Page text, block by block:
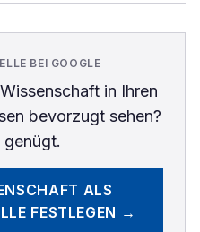
BEI GOOGLE
in Ihren
bevorzugt sehen?
genügt.
ALS
FESTLEGEN →